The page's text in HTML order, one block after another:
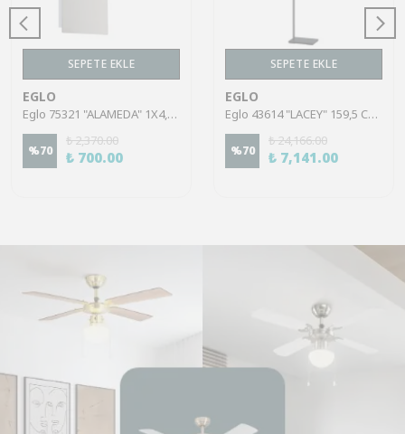
SEPETE EKLE
EGLO
Eglo 75321 "ALAMEDA" 1X4,5W Çelik Nikel Mat Sıva Üstü Spot
%70
₺ 2,370.00
₺ 700.00
SEPETE EKLE
EGLO
Eglo 43614 "LACEY" 159,5 Cm Yüksekliğinde Çelik, Ahşap Köşe Lambası Lambader
%70
₺ 24,166.00
₺ 7,141.00